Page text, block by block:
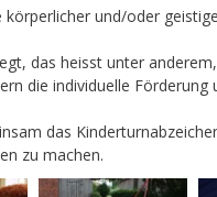
und/oder
das heisst unter
die individuelle Förderung
das
zu machen.